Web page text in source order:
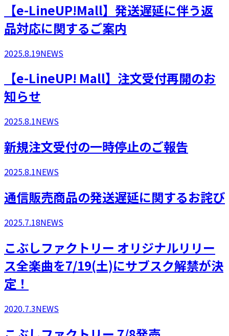
【e-LineUP!Mall】発送遅延に伴う返
品対応に関するご案内
2025.8.19NEWS
​【e-LineUP! Mall】注文受付再開のお
知らせ
2025.8.1NEWS
新規注文受付の一時停止のご報告
2025.8.1NEWS
通信販売商品の発送遅延に関するお詫び
2025.7.18NEWS
こぶしファクトリー オリジナルリリー
ス全楽曲を7/19(土)にサブスク解禁が決
定！
2020.7.3NEWS